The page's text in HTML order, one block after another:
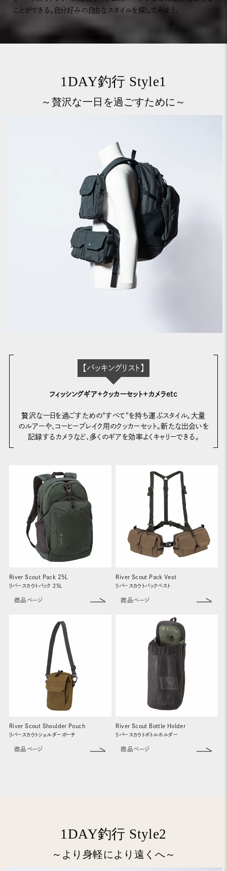
ことができる。自分好みの自由なスタイルを探してみよう。
1DAY釣行 Style1
～贅沢な一日を過ごすために～
【パッキングリスト】
フィッシングギア+クッカーセット+カメラetc
贅沢な一日を過ごすための"すべて"を持ち運ぶスタイル。大量
のルアーや、コーヒーブレイク用のクッカーセット。新たな出会いを
記録するカメラなど、多くのギアを効率よくキャリーできる。
River Scout Pack 25L
リバースカウトパック 25L
商品ページ
River Scout Pack Vest
リバースカウトパックベスト
商品ページ
River Scout Shoulder Pouch
リバースカウトショルダーポーチ
商品ページ
River Scout Bottle Holder
リバースカウトボトルホルダー
商品ページ
1DAY釣行 Style2
～より身軽により遠くへ～